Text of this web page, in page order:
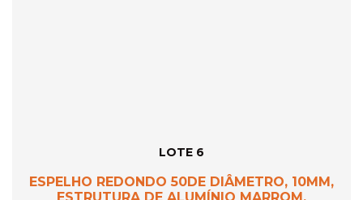
LOTE 6
ESPELHO REDONDO 50DE DIÂMETRO, 10MM,